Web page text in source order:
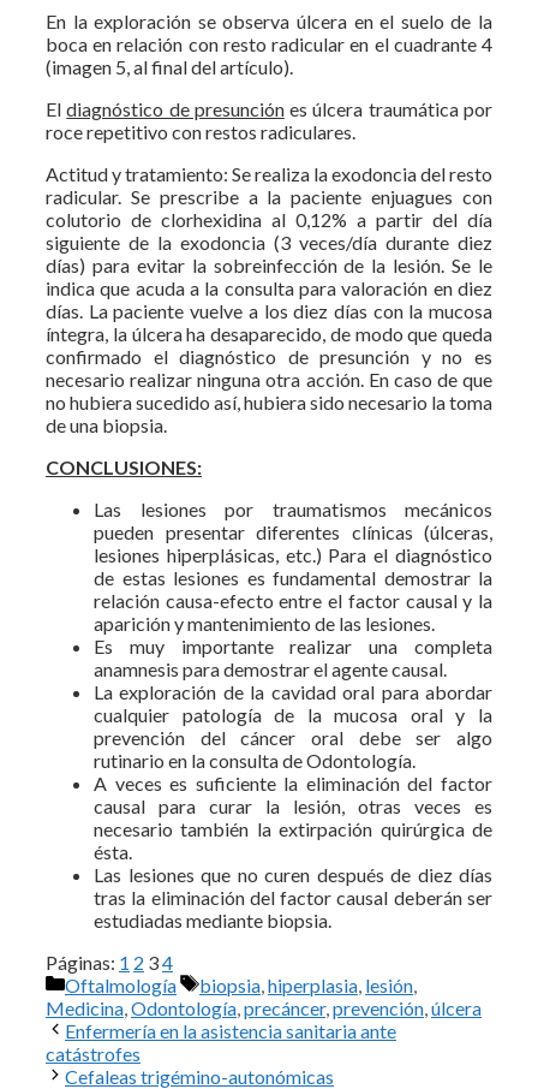
En la exploración se observa úlcera en el suelo de la
boca en relación con resto radicular en el cuadrante 4
(imagen 5, al final del artículo).
Eldiagnóstico de presunciónes úlcera traumática por
roce repetitivo con restos radiculares.
Actitud y tratamiento: Se realiza la exodoncia del resto
radicular. Se prescribe a la paciente enjuagues con
colutorio de clorhexidina al 0,12% a partir del día
siguiente de la exodoncia (3 veces/día durante diez
días) para evitar la sobreinfección de la lesión. Se le
indica que acuda a la consulta para valoración en diez
días. La paciente vuelve a los diez días con la mucosa
íntegra, la úlcera ha desaparecido, de modo que queda
confirmado el diagnóstico de presunción y no es
necesario realizar ninguna otra acción. En caso de que
no hubiera sucedido así, hubiera sido necesario la toma
de una biopsia.
CONCLUSIONES:
Las lesiones por traumatismos mecánicos
pueden presentar diferentes clínicas (úlceras,
lesiones hiperplásicas, etc.) Para el diagnóstico
de estas lesiones es fundamental demostrar la
relación causa-efecto entre el factor causal y la
aparición y mantenimiento de las lesiones.
Es muy importante realizar una completa
anamnesis para demostrar el agente causal.
La exploración de la cavidad oral para abordar
cualquier patología de la mucosa oral y la
prevención del cáncer oral debe ser algo
rutinario en la consulta de Odontología.
A veces es suficiente la eliminación del factor
causal para curar la lesión, otras veces es
necesario también la extirpación quirúrgica de
ésta.
Las lesiones que no curen después de diez días
tras la eliminación del factor causal deberán ser
estudiadas mediante biopsia.
Páginas: 1 2 34
Categorías
Oftalmología Etiquetas
biopsia hiperplasia lesión
Medicina Odontología precáncer, prevención úlcera
Enfermería en la asistencia sanitaria ante
catástrofes
Cefaleas trigémino-autonómicas